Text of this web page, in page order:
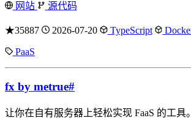
网站 源代码
★35887 2026-07-20 TypeScript
PaaS
fx by metrue#
让你在自有服务器上轻松实现 FaaS 的工具。